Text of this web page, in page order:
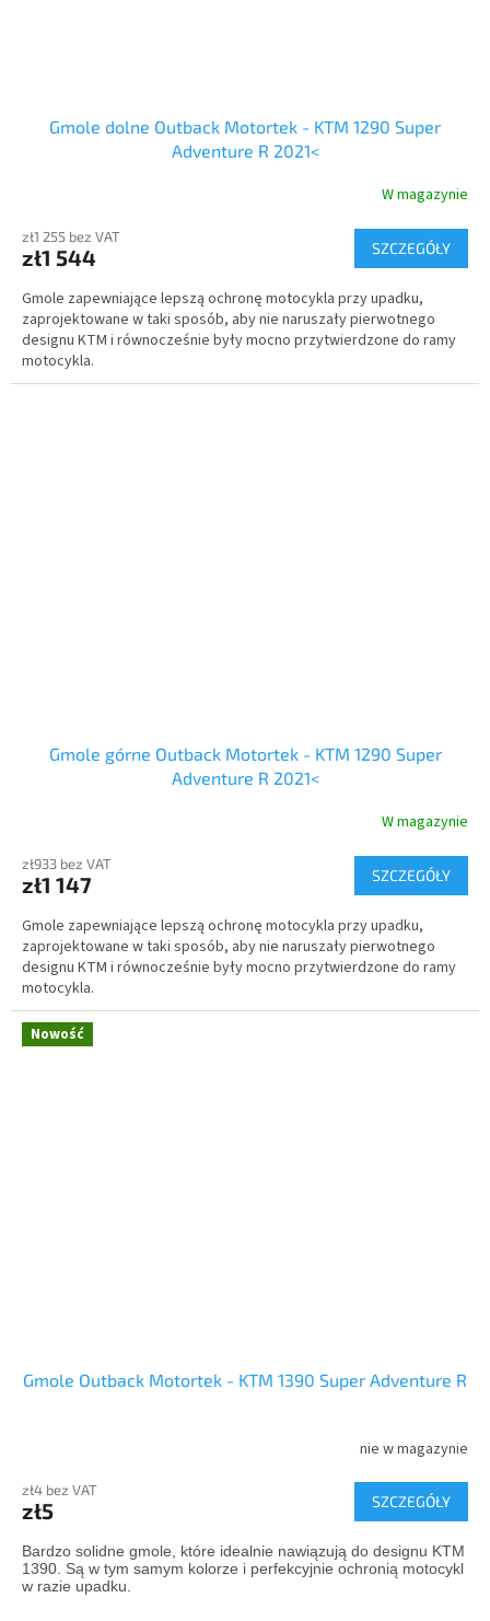
Gmole dolne Outback Motortek - KTM 1290 Super
Adventure R 2021<
W magazynie
zł1 255 bez VAT
zł1 544 SZCZEGÓŁY
Gmole zapewniające lepszą ochronę motocykla przy upadku,
zaprojektowane w taki sposób, aby nie naruszały pierwotnego
designu KTM i równocześnie były mocno przytwierdzone do ramy
motocykla.
Gmole górne Outback Motortek - KTM 1290 Super
Adventure R 2021<
W magazynie
zł933 bez VAT
zł1 147 SZCZEGÓŁY
Gmole zapewniające lepszą ochronę motocykla przy upadku,
zaprojektowane w taki sposób, aby nie naruszały pierwotnego
designu KTM i równocześnie były mocno przytwierdzone do ramy
motocykla.
Nowość
Gmole Outback Motortek - KTM 1390 Super Adventure R
nie w magazynie
zł4 bez VAT
zł5 SZCZEGÓŁY
Bardzo solidne gmole, które idealnie nawiązują do designu KTM
1390. Są w tym samym kolorze i perfekcyjnie ochronią motocykl
w razie upadku.